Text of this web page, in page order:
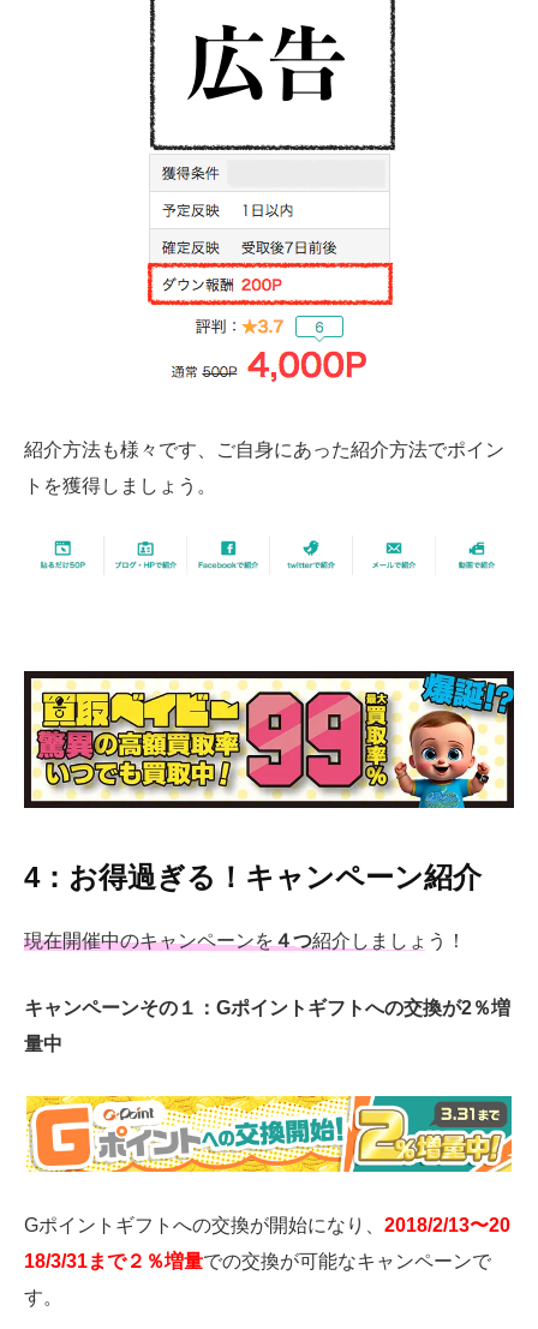
紹介方法も様々です、ご自身にあった紹介方法でポイン
トを獲得しましょう。
4：お得過ぎる！キャンペーン紹介
現在開催中のキャンペーンを ４つ紹介しましょう！
キャンペーンその１： Gポイントギフトへの交換が2％増
量中
Gポイントギフトへの交換が開始になり、 2018/2/13〜20
18/3/31まで２％増量での交換が可能なキャンペーンで
す。